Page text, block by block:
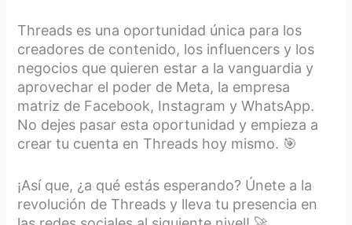
Threads es una oportunidad única para los
creadores de contenido, los influencers y los
negocios que quieren estar a la vanguardia y
aprovechar el poder de Meta, la empresa
matriz de Facebook, Instagram y WhatsApp.
No dejes pasar esta oportunidad y empieza a
crear tu cuenta en Threads hoy mismo. 🎯
¡Así que, ¿a qué estás esperando? Únete a la
revolución de Threads y lleva tu presencia en